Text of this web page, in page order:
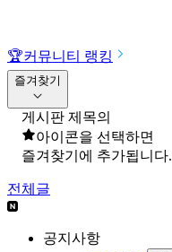
🏆커뮤니티 랭킹
즐겨찾기
게시판 제목의
아이콘을 선택하면
즐겨찾기에 추가됩니다.
전체글
공지사항